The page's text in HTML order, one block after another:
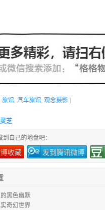
旅馆, 汽车旅馆, 观念摄影 ]
芝
自己的地盘吧：
收藏 发到腾讯微博
黑色幽默
奇幻世界